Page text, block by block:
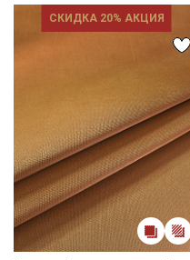
СКИДКА 20% АКЦИЯ